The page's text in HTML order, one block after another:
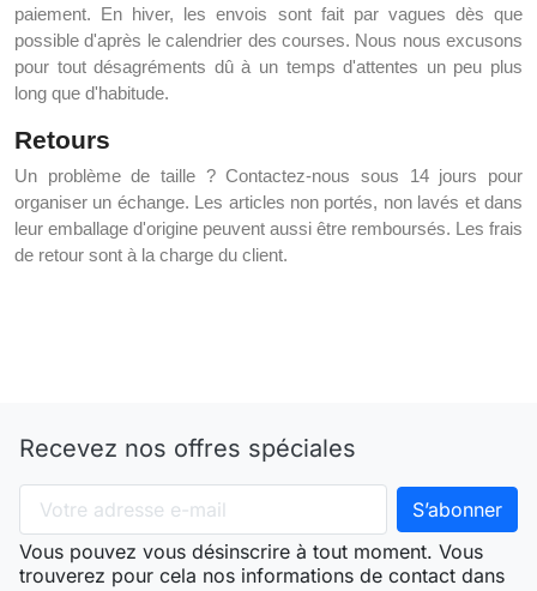
paiement. En hiver, les envois sont fait par vagues dès que
possible d'après le calendrier des courses. Nous nous excusons
pour tout désagréments dû à un temps d'attentes un peu plus
long que d'habitude.
Retours
Un problème de taille ? Contactez-nous sous 14 jours pour
organiser un échange. Les articles non portés, non lavés et dans
leur emballage d'origine peuvent aussi être remboursés. Les frais
de retour sont à la charge du client.
Recevez nos offres spéciales
Vous pouvez vous désinscrire à tout moment. Vous
trouverez pour cela nos informations de contact dans